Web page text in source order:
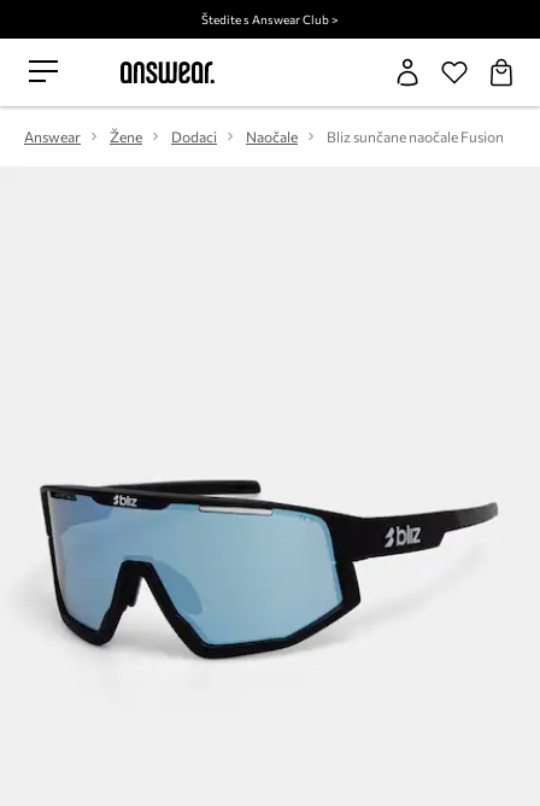
Štedite s Answear Club >
Answear Žene Dodaci Naočale Bliz sunčane naočale Fusion